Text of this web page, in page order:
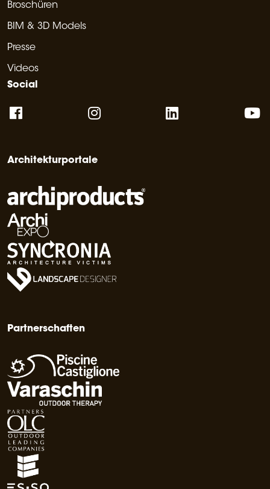
Broschüren
BIM & 3D Models
Presse
Videos
Social
Architekturportale
Partnerschaften